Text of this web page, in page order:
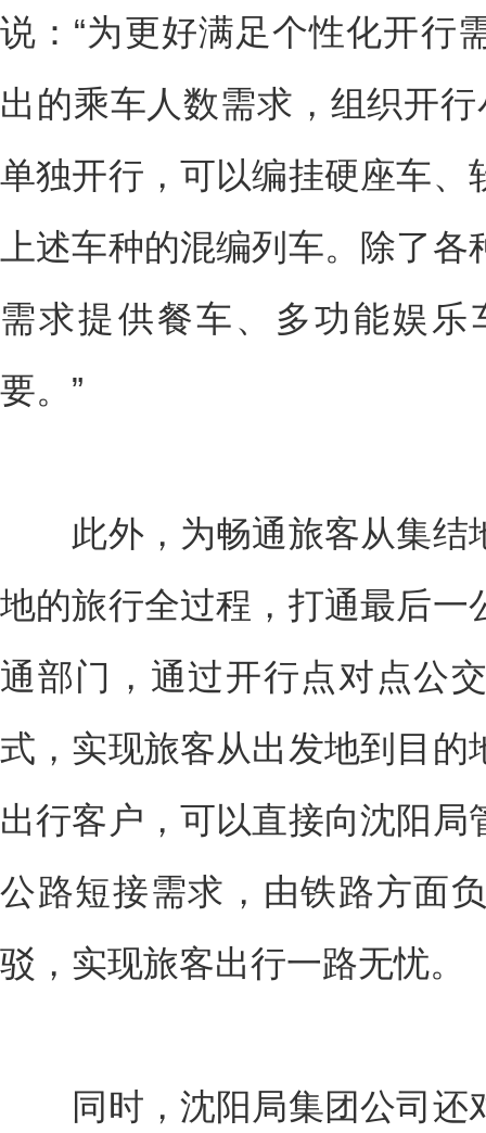
说：“为更好满足个性化开行
出的乘车人数需求，组织开
单独开行，可以编挂硬座车、
上述车种的混编列车。除了
需求提供餐车、多功能娱
要。”
此外，为畅通旅客从集结
地的旅行全过程，打通最后一
通部门，通过开行点对点公
式，实现旅客从出发地到目
出行客户，可以直接向沈阳
公路短接需求，由铁路方面
驳，实现旅客出行一路无忧。
同时，沈阳局集团公司还